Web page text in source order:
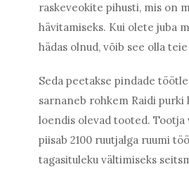
raskeveokite pihusti, mis on
hävitamiseks. Kui olete juba
hädas olnud, võib see olla
Seda peetakse pindade
sarnaneb rohkem Raidi purki
loendis olevad tooted. Tootja
piisab 2100 ruutjalga ruumi
tagasituleku vältimiseks